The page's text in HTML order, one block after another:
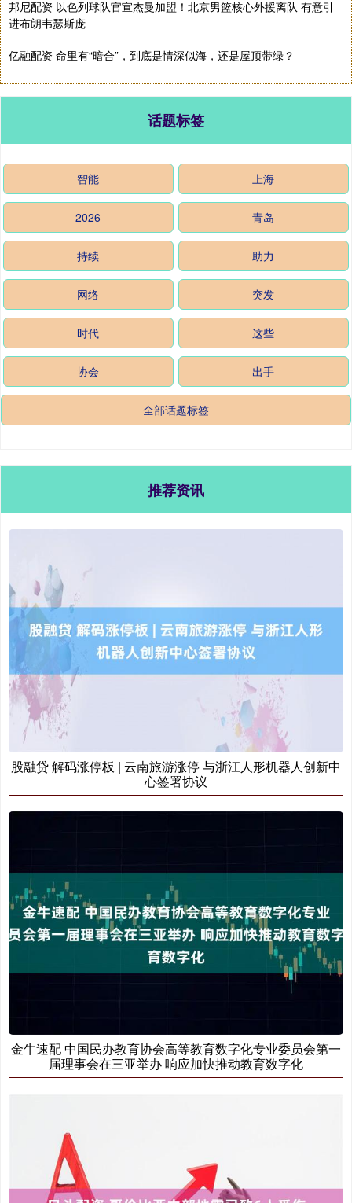
邦尼配资 以色列球队官宣杰曼加盟！北京男篮核心外援离队 有意引
进布朗韦瑟斯庞
亿融配资 命里有“暗合”，到底是情深似海，还是屋顶带绿？
话题标签
智能 上海
2026 青岛
持续 助力
网络 突发
时代 这些
协会 出手
全部话题标签
推荐资讯
股融贷 解码涨停板 | 云南旅游涨停 与浙江人形机器人创新中
心签署协议
金牛速配 中国民办教育协会高等教育数字化专业委员会第一
届理事会在三亚举办 响应加快推动教育数字化